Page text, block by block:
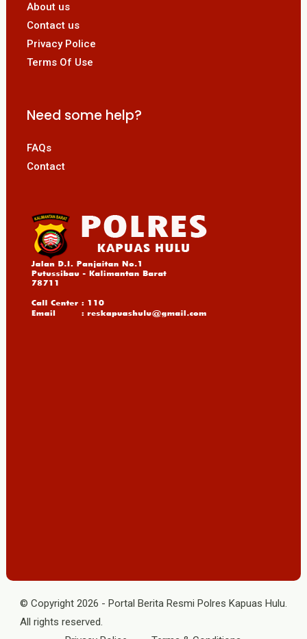
About us
Contact us
Privacy Police
Terms Of Use
Need some help?
FAQs
Contact
© Copyright 2026 - Portal Berita Resmi Polres Kapuas Hulu.
All rights reserved.